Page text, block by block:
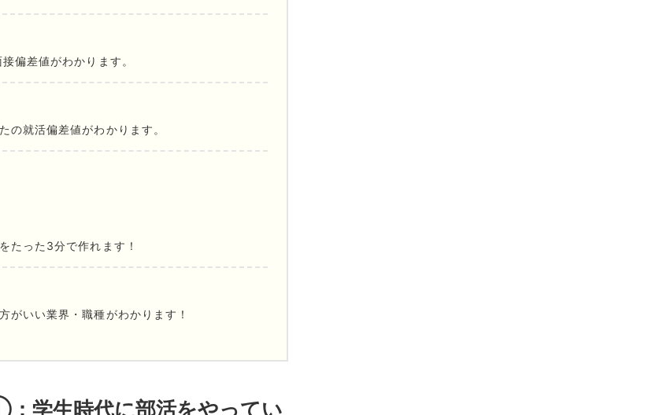
偏差値がわかります。
の就活偏差値がわかります。
たった3分で作れます！
がいい業界・職種がわかります！
学生時代に部活をやってい